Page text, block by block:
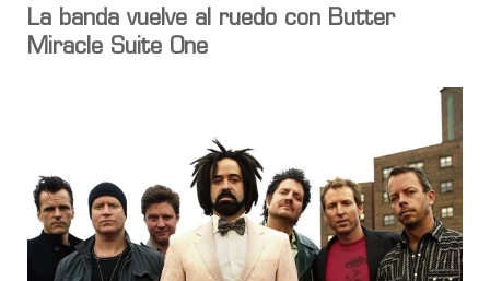
La banda vuelve al ruedo con Butter
Miracle Suite One